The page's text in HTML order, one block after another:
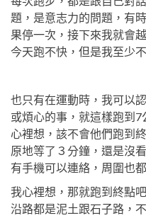
題，是意志力的問題，有
果停一次，接下來我就會
今天跑不快，但是我至少
也只有在運動時，我可以
或煩心的事，就這樣跑到
心裡想，該不會他們跑到
原地等了３分鐘，還是沒
有手機可以連絡，周圍也
我心裡想，那就跑到終點
沿路都是泥土跟石子路，